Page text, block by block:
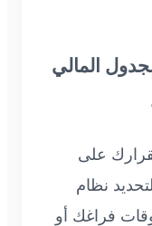
المالي
على
نظام
أوقات فراغك أو